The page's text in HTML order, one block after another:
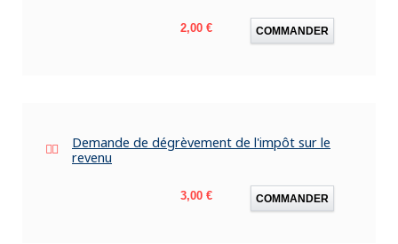
Prix
2,00 € COMMANDER
Demande de dégrèvement de l'impôt sur le
revenu
Prix
3,00 € COMMANDER